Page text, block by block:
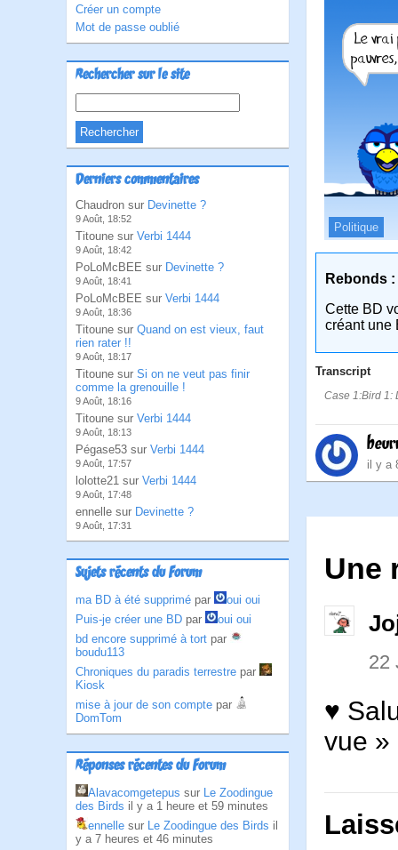
Créer un compte
Mot de passe oublié
Rechercher sur le site
Derniers commentaires
Chaudron sur Devinette ?
9 Août, 18:52
Titoune sur Verbi 1444
9 Août, 18:42
PoLoMcBEE sur Devinette ?
9 Août, 18:41
PoLoMcBEE sur Verbi 1444
9 Août, 18:36
Titoune sur Quand on est vieux, faut
rien rater !!
9 Août, 18:17
Titoune sur Si on ne veut pas finir
comme la grenouille !
9 Août, 18:16
Titoune sur Verbi 1444
9 Août, 18:13
Pégase53 sur Verbi 1444
9 Août, 17:57
lolotte21 sur Verbi 1444
9 Août, 17:48
ennelle sur Devinette ?
9 Août, 17:31
Sujets récents du Forum
ma BD à été supprimé par
oui oui
Puis-je créer une BD par
oui oui
bd encore supprimé à tort par
boudu113
Chroniques du paradis terrestre par
Kiosk
mise à jour de son compte par
DomTom
Réponses récentes du Forum
Alavacomgetepus sur Le Zoodingue
des Birds il y a 1 heure et 59 minutes
ennelle sur Le Zoodingue des Birds il
y a 7 heures et 46 minutes
Politique
Rebonds :
Cette BD
créant une
Transcript
Case 1:Bird 1:
il y a
Une
22
♥
vue